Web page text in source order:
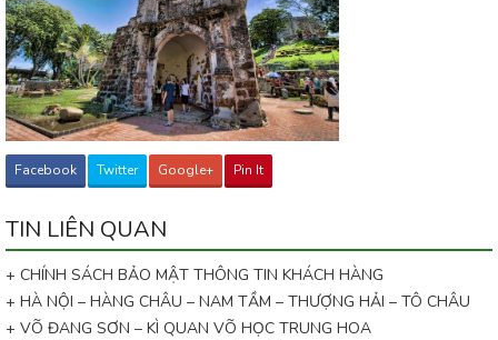
Facebook Twitter Google+ Pin It
TIN LIÊN QUAN
+ CHÍNH SÁCH BẢO MẬT THÔNG TIN KHÁCH HÀNG
+ HÀ NỘI – HÀNG CHÂU – NAM TẦM – THƯỢNG HẢI – TÔ CHÂU
+ VÕ ĐANG SƠN – KÌ QUAN VÕ HỌC TRUNG HOA